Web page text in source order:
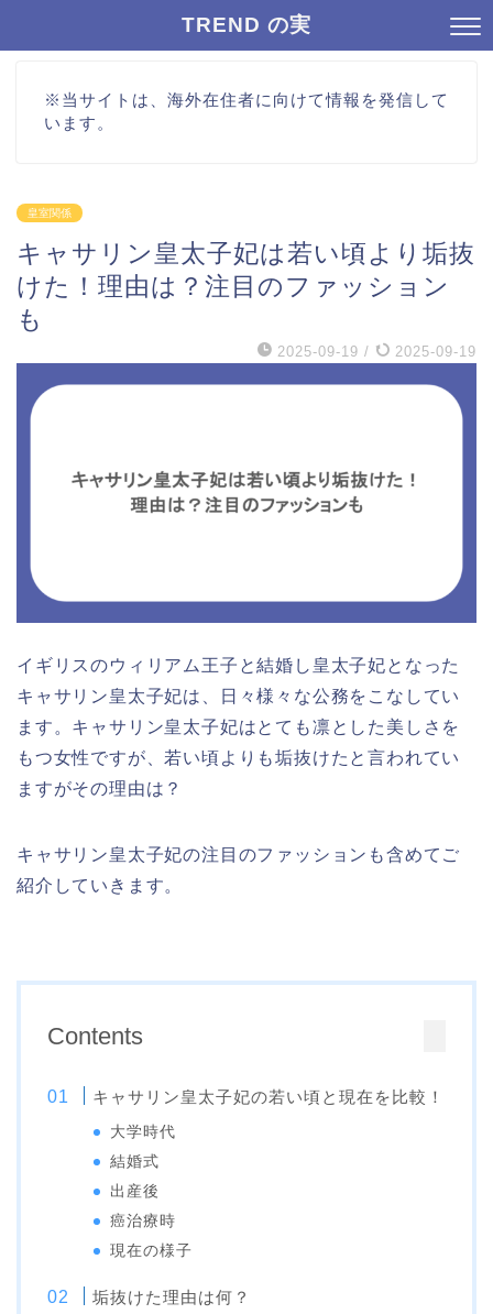
TREND の実
※当サイトは、海外在住者に向けて情報を発信して
います。
皇室関係
キャサリン皇太子妃は若い頃より垢抜
けた！理由は？注目のファッション
も
2025-09-19 / 2025-09-19
イギリスのウィリアム王子と結婚し皇太子妃となった
キャサリン皇太子妃は、日々様々な公務をこなしてい
ます。キャサリン皇太子妃はとても凛とした美しさを
もつ女性ですが、若い頃よりも垢抜けたと言われてい
ますがその理由は？
キャサリン皇太子妃の注目のファッションも含めてご
紹介していきます。
Contents
キャサリン皇太子妃の若い頃と現在を比較！
大学時代
結婚式
出産後
癌治療時
現在の様子
垢抜けた理由は何？